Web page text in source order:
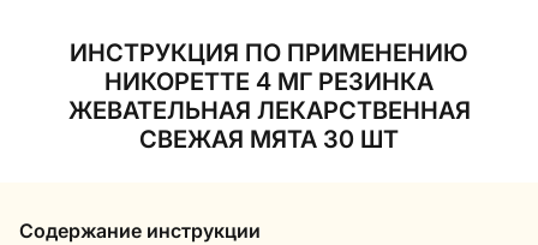
ИНСТРУКЦИЯ ПО ПРИМЕНЕНИЮ
НИКОРЕТТЕ 4 МГ РЕЗИНКА
ЖЕВАТЕЛЬНАЯ ЛЕКАРСТВЕННАЯ
СВЕЖАЯ МЯТА 30 ШТ
Содержание инструкции